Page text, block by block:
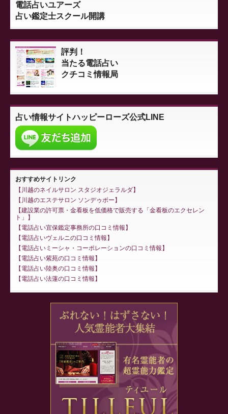
電話占いユアーズ
占い鑑定士スクール開講
評判！
当たる電話占い
クチコミ情報局
占い情報サイトハッピーローズ公式LINE
おすすめサイトリンク
川越のネイルサロン スタジオジェラルダ
川越のエステサロン ソンデゥボー
建設業の許可票・金看板を低価格で販売する「金看板のエクセレン
ト」
電話占い宜保鑑定事務所の口コミ情報
電話占いヴェルニの口コミ情報
電話占いミーシャ・コーポレーションの口コミ情報
電話占い紫苑の口コミ情報
電話占い陸奥の口コミ情報
電話占い法蓮の口コミ情報